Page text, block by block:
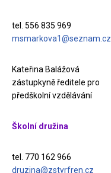
tel. 556 835 969
msmarkova1@seznam.cz
Kateřina Balážová
zástupkyně ředitele pro
předškolní vzdělávání
Školní družina
tel. 770 162 966
druzina@zstyrfren.cz